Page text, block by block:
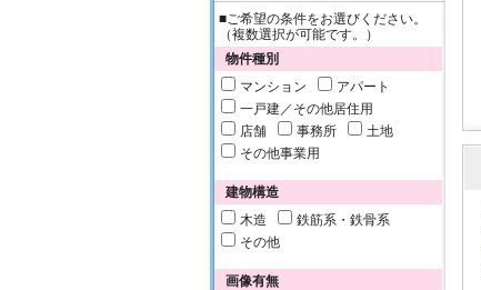
■ご希望の条件をお選びください。
（複数選択が可能です。）
物件種別
マンション
アパート
一戸建／その他居住用
店舗
事務所
土地
その他事業用
建物構造
木造
鉄筋系・鉄骨系
その他
画像有無